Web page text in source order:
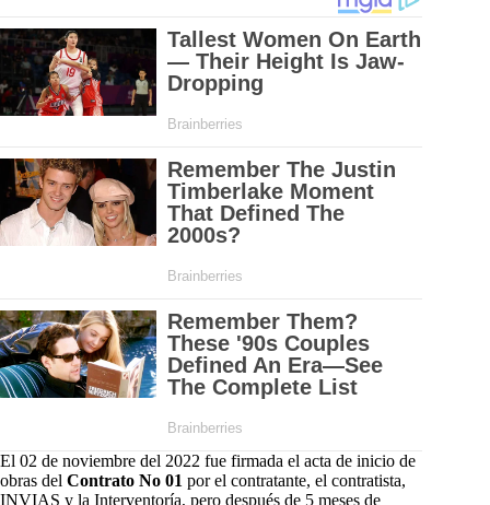
El 02 de noviembre del 2022 fue firmada el acta de inicio de
obras del Contrato No 01 por el contratante, el contratista,
INVIAS y la Interventoría, pero después de 5 meses de